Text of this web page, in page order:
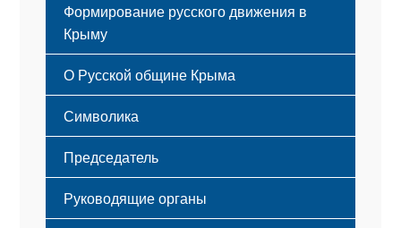
Формирование русского движения в
Крыму
Русский Крым
О Русской общине Крыма
Этапы становления
Принципы деятельности
Структура
Мероприятия
Символика
Флаг
Герб
Гимн
Председатель
Руководящие органы